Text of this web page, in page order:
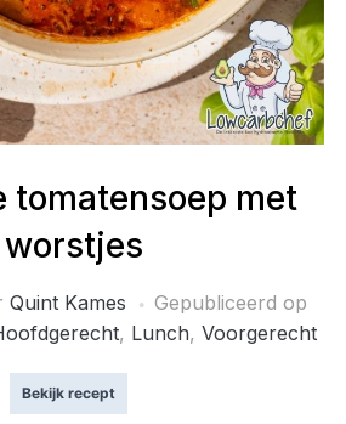
tomatensoep met
worstjes
Quint Kames
Gepubliceerd op
, Lunch, Voorgerecht
Bekijk recept